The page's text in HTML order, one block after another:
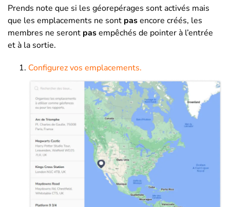
Prends note que si les géorepérages sont activés mais
que les emplacements ne sont pasencore créés, les
membres ne seront pasempêchés de pointer à l’entrée
et à la sortie.
Configurez vos emplacements.